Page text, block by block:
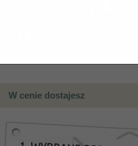
W cenie dostajesz